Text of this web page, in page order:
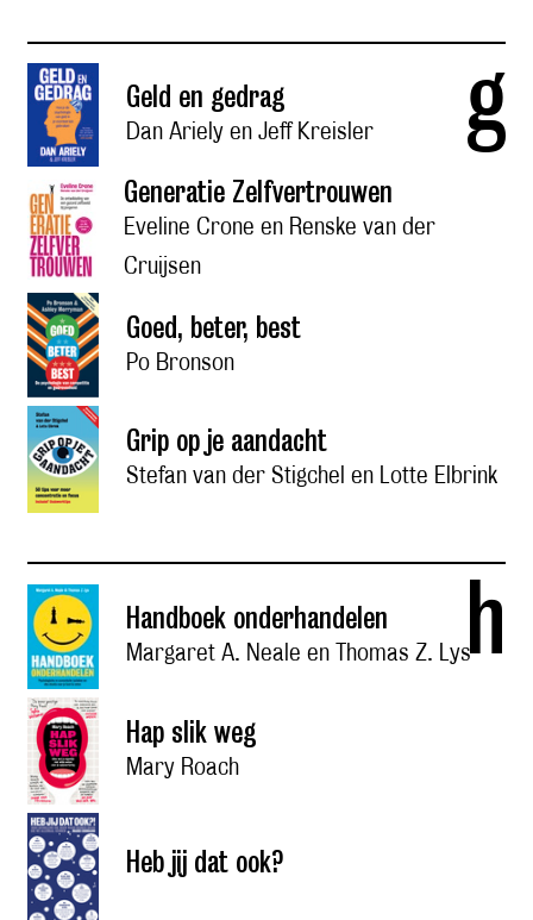
g
Geld en gedrag
Dan Ariely en Jeff Kreisler
Generatie Zelfvertrouwen
Eveline Crone en Renske van der
Cruijsen
Goed, beter, best
Po Bronson
Grip op je aandacht
Stefan van der Stigchel en Lotte Elbrink
h
Handboek onderhandelen
Margaret A. Neale en Thomas Z. Lys
Hap slik weg
Mary Roach
Heb jij dat ook?